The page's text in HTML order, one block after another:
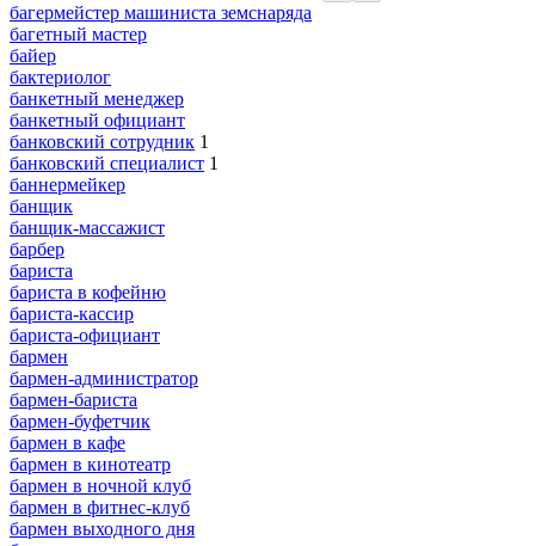
багермейстер машиниста земснаряда
багетный мастер
байер
бактериолог
банкетный менеджер
банкетный официант
банковский сотрудник 1
банковский специалист 1
баннермейкер
банщик
банщик-массажист
барбер
бариста
бариста в кофейню
бариста-кассир
бариста-официант
бармен
бармен-администратор
бармен-бариста
бармен-буфетчик
бармен в кафе
бармен в кинотеатр
бармен в ночной клуб
бармен в фитнес-клуб
бармен выходного дня